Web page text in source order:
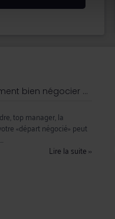
bien négocier ...
top manager, la
«départ négocié» peut
Lire la suite››